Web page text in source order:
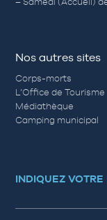
Nos autres sites
Corps-morts
L’Office de Tourisme
Médiathèque
Camping municipal
INDIQUEZ